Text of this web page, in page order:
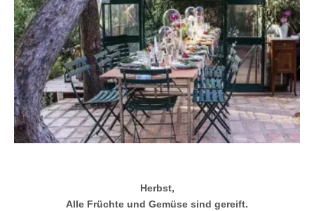
Herbst,
Alle Früchte und Gemüse sind gereift.